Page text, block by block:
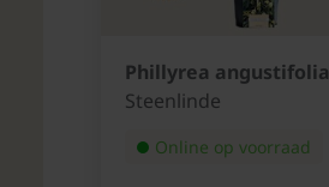
Phillyrea angustifolia
Steenlinde
Online op voorraad